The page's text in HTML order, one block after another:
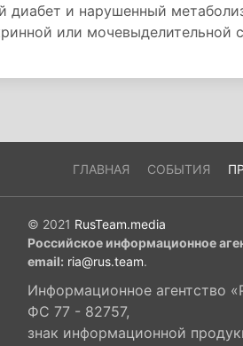
диабет и нарушенный
или мочевыделительной
ГЛАВНАЯ СОБЫТИЯ
© 2021 RusTeam.media
Российское информационное
email: ria@rus.team.
Информационное агентство
ФС 77 - 82757,
знак информационной